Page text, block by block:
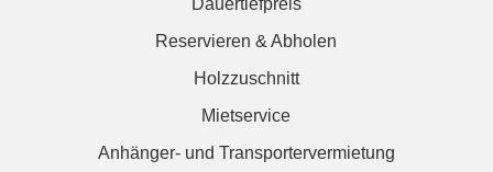
Dauertiefpreis
Reservieren & Abholen
Holzzuschnitt
Mietservice
Anhänger- und Transportervermietung